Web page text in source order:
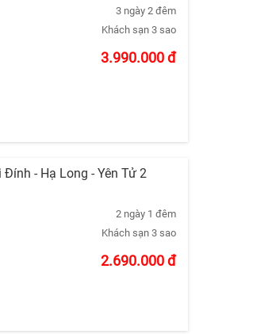
3 ngày 2 đêm
Khách sạn 3 sao
3.990.000đ
- Hạ Long - Yên Tử 2
2 ngày 1 đêm
Khách sạn 3 sao
2.690.000đ